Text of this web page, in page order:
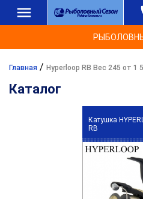
Главная / Hyperloop RB Вес 245 от 1
Каталог
Катушка
RB